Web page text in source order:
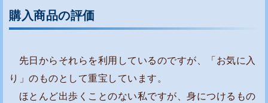
購入商品の評価
先日からそれらを利用しているのですが、「お気に入
り」のものとして重宝しています。
ほとんど出歩くことのない私ですが、身につけるもの